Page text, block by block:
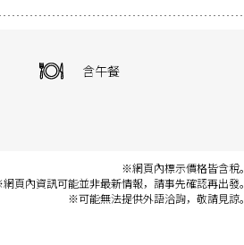
含午餐
※網頁內標示價格皆含稅。
頁內資訊可能並非最新情報，請事先確認再出發。
※可能無法提供外語洽詢，敬請見諒。